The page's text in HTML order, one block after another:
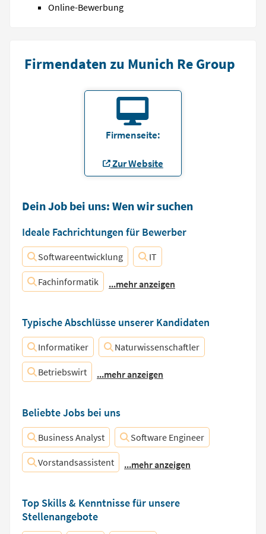
Online-Bewerbung
Firmendaten zu Munich Re Group
Firmenseite:
Zur Website
Dein Job bei uns: Wen wir suchen
Ideale Fachrichtungen für Bewerber
Softwareentwicklung IT
Fachinformatik ...mehr anzeigen
Typische Abschlüsse unserer Kandidaten
Informatiker Naturwissenschaftler
Betriebswirt ...mehr anzeigen
Beliebte Jobs bei uns
Business Analyst Software Engineer
Vorstandsassistent ...mehr anzeigen
Top Skills & Kenntnisse für unsere
Stellenangebote